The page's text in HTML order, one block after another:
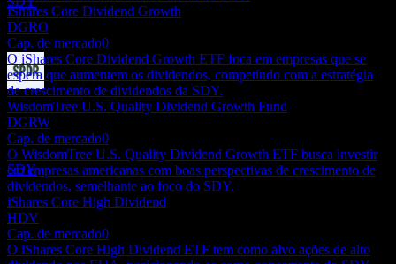
Ex-dividendo
22
DEC 27
State Street SPDR S&P Dividend
Estimado
SDY
iShares Core Dividend Growth
DGRO
Cap. de mercado0
O iShares Core Dividend Growth ETF foca em empresas que se
espera que aumentem os dividendos, competindo com a estratégia
de crescimento de dividendos da SDY.
WisdomTree U.S. Quality Dividend Growth Fund
DGRW
Cap. de mercado0
O WisdomTree U.S. Quality Dividend Growth ETF busca investir
em empresas americanas com boas perspectivas de crescimento de
dividendos, semelhante ao foco do SDY.
iShares Core High Dividend
HDV
Cap. de mercado0
O iShares Core High Dividend ETF tem como alvo ações de alto